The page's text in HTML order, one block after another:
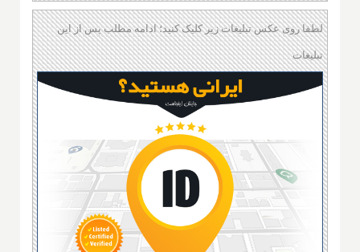
لطفا روی عکس تبلیغات زیر کلیک کنید؛ ادامه مطلب پس از این
تبلیغات